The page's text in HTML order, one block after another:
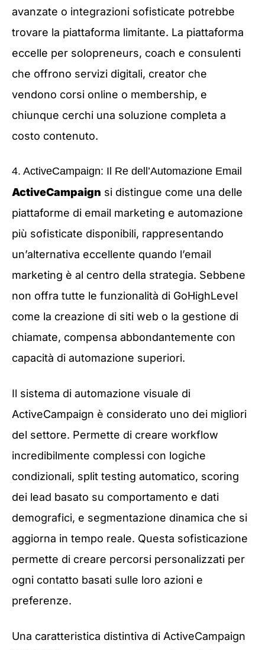
avanzate o integrazioni sofisticate potrebbe
trovare la piattaforma limitante. La piattaforma
eccelle per solopreneurs, coach e consulenti
che offrono servizi digitali, creator che
vendono corsi online o membership, e
chiunque cerchi una soluzione completa a
costo contenuto.
4. ActiveCampaign: Il Re dell’Automazione Email
ActiveCampaign si distingue come una delle
piattaforme di email marketing e automazione
più sofisticate disponibili, rappresentando
un’alternativa eccellente quando l’email
marketing è al centro della strategia. Sebbene
non offra tutte le funzionalità di GoHighLevel
come la creazione di siti web o la gestione di
chiamate, compensa abbondantemente con
capacità di automazione superiori.
Il sistema di automazione visuale di
ActiveCampaign è considerato uno dei migliori
del settore. Permette di creare workflow
incredibilmente complessi con logiche
condizionali, split testing automatico, scoring
dei lead basato su comportamento e dati
demografici, e segmentazione dinamica che si
aggiorna in tempo reale. Questa sofisticazione
permette di creare percorsi personalizzati per
ogni contatto basati sulle loro azioni e
preferenze.
Una caratteristica distintiva di ActiveCampaign